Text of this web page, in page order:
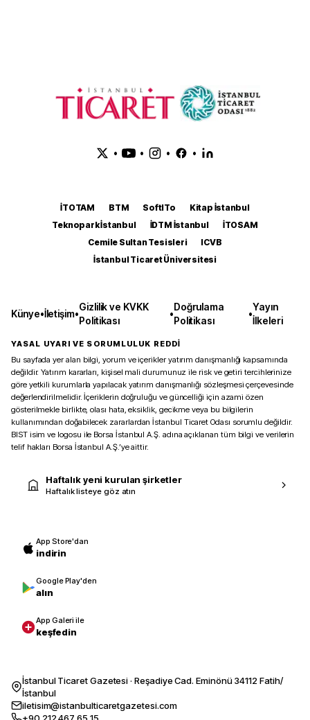
• • • •
İTOTAM BTM SoftITo
Kitap İstanbul
Teknopark İstanbul
İDTM İstanbul
İTOSAM
Cemile Sultan Tesisleri
ICVB
İstanbul Ticaret Üniversitesi
Künye•İletişim•
Gizlilik ve KVKK
Politikası
•
Doğrulama
Politikası
•
Yayın
İlkeleri
YASAL UYARI VE SORUMLULUK REDDİ
Bu sayfada yer alan bilgi, yorum ve içerikler yatırım danışmanlığı kapsamında
değildir. Yatırım kararları, kişisel mali durumunuz ile risk ve getiri tercihlerinize
göre yetkili kurumlarla yapılacak yatırım danışmanlığı sözleşmesi çerçevesinde
değerlendirilmelidir. İçeriklerin doğruluğu ve güncelliği için azami özen
gösterilmekle birlikte, olası hata, eksiklik, gecikme veya bu bilgilerin
kullanımından doğabilecek zararlardan İstanbul Ticaret Odası sorumlu değildir.
BIST isim ve logosu ile Borsa İstanbul A.Ş. adına açıklanan tüm bilgi ve verilerin
telif hakları Borsa İstanbul A.Ş.’ye aittir.
Haftalık yeni kurulan şirketler
Haftalık listeye göz atın
App Store'dan
indirin
Google Play'den
alın
App Galeri ile
keşfedin
İstanbul Ticaret Gazetesi · Reşadiye Cad. Eminönü 34112 Fatih/
İstanbul
iletisim@istanbulticaretgazetesi.com